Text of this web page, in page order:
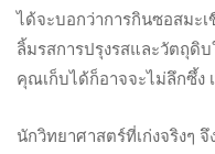
ได้จะบอกว่าการกินซอสมะ
ลิ้มรสการปรุงรสและวัตถุดิ
คุณเก็บได้ก็อาจจะไม่ลึกซึ้ง
นักวิทยาศาสตร์ที่เก่งจริงๆ